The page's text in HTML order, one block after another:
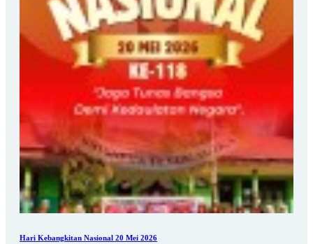
Hari Kebangkitan Nasional 20 Mei 2026